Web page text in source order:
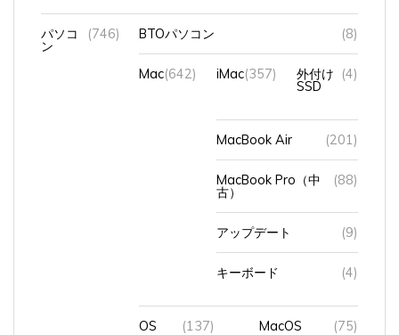
パソコ (746) BTOパソコン (8)
Mac(642) iMac(357) 外付け
SSD
(4)
MacBook Air (201)
MacBook Pro（中 (88)
アップデート (9)
キーボード (4)
OS (137) MacOS (75)